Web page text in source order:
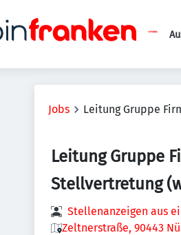
Jobs Leitung Gruppe
Leitung Gruppe
Stellvertretung
Stellenanzeigen aus
Zeltnerstraße, 90443